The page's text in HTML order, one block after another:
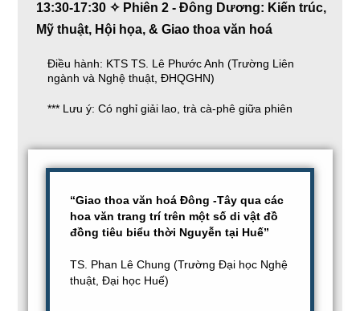
13:30-17:30 ✧ Phiên 2 - Đông Dương: Kiến trúc,
Mỹ thuật, Hội họa, & Giao thoa văn hoá
Điều hành: KTS TS. Lê Phước Anh (Trường Liên
ngành và Nghệ thuật, ĐHQGHN)
*** Lưu ý: Có nghỉ giải lao, trà cà-phê giữa phiên
“Giao thoa văn hoá Đông -Tây qua các
hoa văn trang trí trên một số di vật đồ
đồng tiêu biểu thời Nguyễn tại Huế”
TS. Phan Lê Chung (Trường Đại học Nghệ
thuật, Đại học Huế)